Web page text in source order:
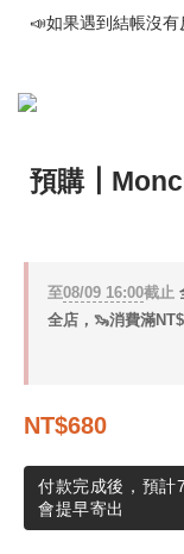
📣如果遇到結帳沒
📣如果遇到結帳沒
歡迎光臨
預購
至08/09 16:00截止
全店，🦦消費滿
NT$680
付款完成後，預計
會提早寄出